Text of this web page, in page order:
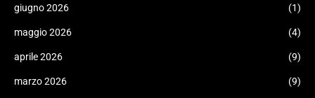
giugno 2026 (1)
maggio 2026 (4)
aprile 2026 (9)
marzo 2026 (9)